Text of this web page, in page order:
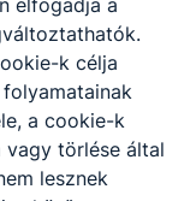
ellenőrzi,
hibákat.
illetve a
követően a
elfogadja a
k célja
a cookie-k
vagy törlése által
lesznek